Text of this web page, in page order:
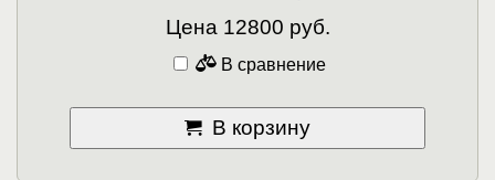
Цена 12800 руб.
В сравнение
В корзину